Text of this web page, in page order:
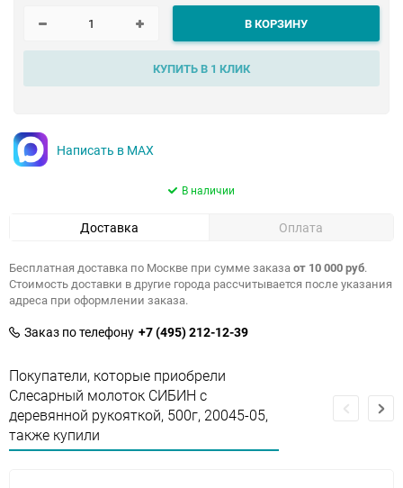
В КОРЗИНУ
КУПИТЬ В 1 КЛИК
Написать в MAX
В наличии
Доставка Оплата
Бесплатная доставка по Москве при сумме заказаот 10 000 руб.
Стоимость доставки в другие города рассчитывается после указания
адреса при оформлении заказа.
Заказ по телефону +7 (495) 212-12-39
Покупатели, которые приобрели
Слесарный молоток СИБИН с
деревянной рукояткой, 500г, 20045-05,
также купили